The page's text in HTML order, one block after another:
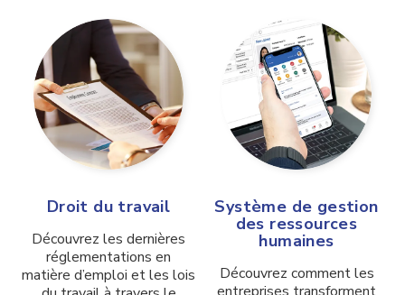
Droit du travail
Découvrez les dernières
réglementations en
matière d’emploi et les lois
Système de gestion
des ressources
humaines
Découvrez comment les